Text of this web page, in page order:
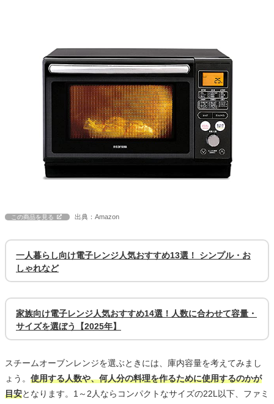
この商品を見る 出典：Amazon
一人暮らし向け電子レンジ人気おすすめ13選！ シンプル・お
しゃれなど
家族向け電子レンジ人気おすすめ14選！人数に合わせて容量・
サイズを選ぼう【2025年】
スチームオーブンレンジを選ぶときには、庫内容量を考えてみまし
ょう。 使用する人数や、何人分の料理を作るために使用するのかが
目安となります。1～2人ならコンパクトなサイズの22L以下、ファミ